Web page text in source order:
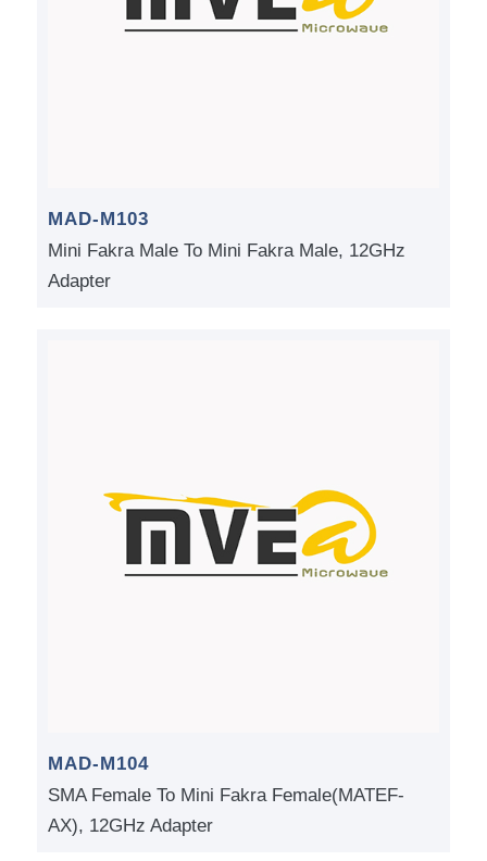
MAD-M103
Mini Fakra Male To Mini Fakra Male, 12GHz
Adapter
MAD-M104
SMA Female To Mini Fakra Female(MATEF-
AX), 12GHz Adapter